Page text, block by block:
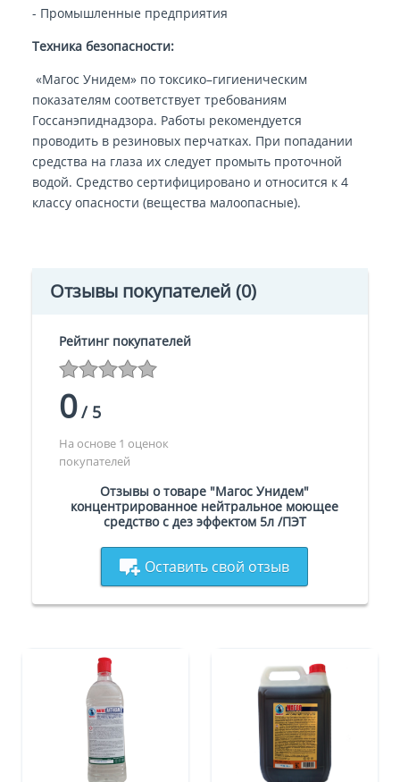
- Промышленные предприятия
Техника безопасности:
«Магос Унидем» по токсико–гигиеническим
показателям соответствует требованиям
Госсанэпиднадзора. Работы рекомендуется
проводить в резиновых перчатках. При попадании
средства на глаза их следует промыть проточной
водой. Средство сертифицировано и относится к 4
классу опасности (вещества малоопасные).
Отзывы покупателей (0)
Рейтинг покупателей
0/5
На основе 1 оценок
покупателей
Отзывы о товаре "Магос Унидем"
концентрированное нейтральное моющее
средство с дез эффектом 5л /ПЭТ
Оставить свой отзыв